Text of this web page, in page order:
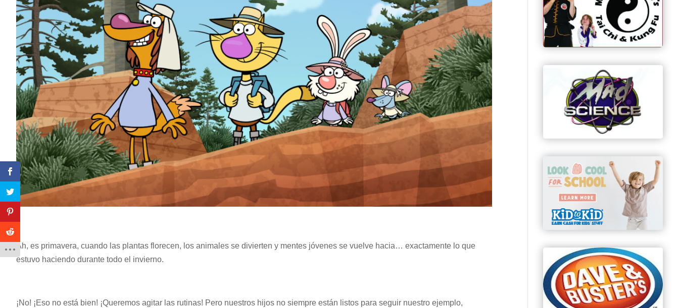
Ah, es primavera, cuando las plantas florecen, los animales se divierten y mentes jóvenes se vuelve hacia… exactamente lo que
estuvo haciendo durante todo el invierno.
¡No! ¡Eso no está bien! ¡Queremos agitar las rutinas! Pero nuestros hijos no siempre están listos para seguir nuestro ejemplo,